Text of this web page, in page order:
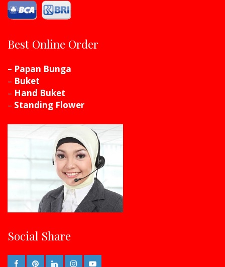
Best Online Order
– Papan Bunga
– Buket
– Hand Buket
– Standing Flower
Social Share